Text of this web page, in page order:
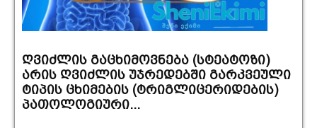
ღვიძლის გაცხიმოვნება (სტეატოზი)
არის ღვი­­ძ­ლის უჯრედებში გარკვეული
ტიპის ცხიმე­ბის (ტრი­გლი­ცე­რი­დების)
პათოლოგიური...